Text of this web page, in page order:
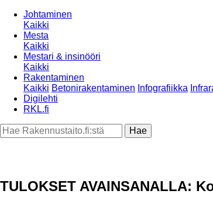
Johtaminen
Kaikki
Mesta
Kaikki
Mestari & insinööri
Kaikki
Rakentaminen
Kaikki Betonirakentaminen Infografiikka
Digilehti
RKL.fi
TULOKSET AVAINSANALLA: